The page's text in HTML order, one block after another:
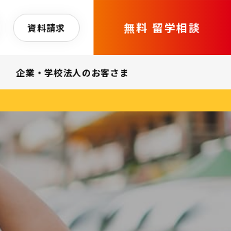
資料請求 無料 留学相談
企業・学校法人のお客さま